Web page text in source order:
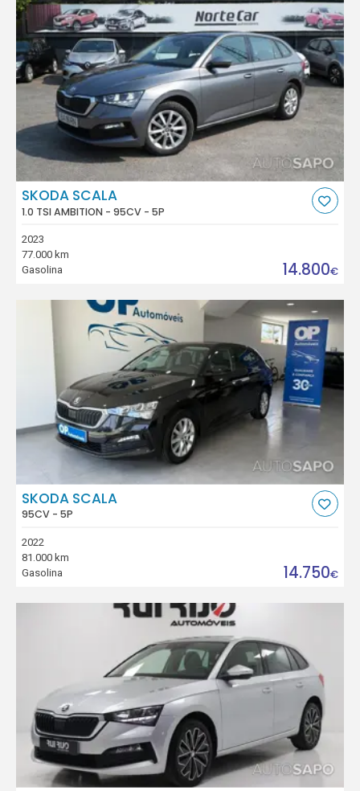
SKODA SCALA
1.0 TSI AMBITION - 95CV - 5P
2023
77.000 km
Gasolina
14.800€
SKODA SCALA
95CV - 5P
2022
81.000 km
Gasolina
14.750€